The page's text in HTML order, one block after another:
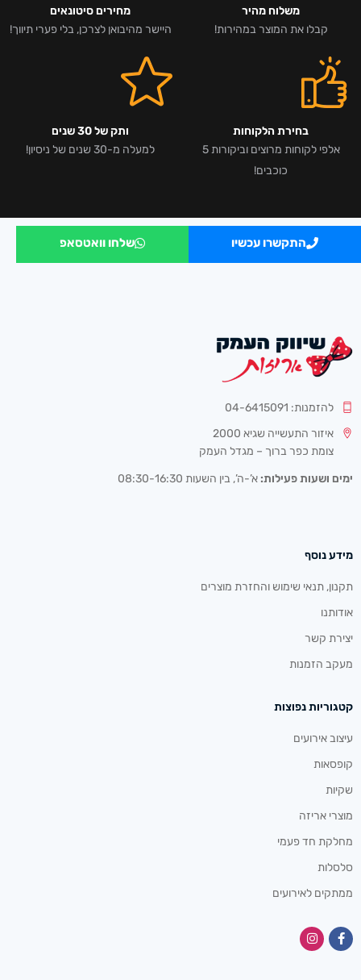
משלוח מהיר
קבלו את המוצר במהירות!
מחירים סיטונאים
היישר מהיבואן לצרכן, בלי פערי תיווך!
בחירת הלקוחות
אלפי לקוחות מרוצים וביקורות 5
כוכבים!
ותק של 30 שנים
למעלה מ-30 שנים של ניסיון!
התקשרו עכשיו שלחו וואטסאפ
להזמנות: 04-6415091
איזור התעשייה שגיא 2000
צומת כפר ברוך – מגדל העמק
ימים ושעות פעילות: א’-ה’, בין השעות 08:30-16:30
מידע נוסף
תקנון, תנאי שימוש והחזרת מוצרים
אודותנו
יצירת קשר
מעקב הזמנות
קטגוריות נפוצות
עיצוב אירועים
קופסאות
שקיות
מוצרי אריזה
מחלקת חד פעמי
סלסלות
ממתקים לאירועים